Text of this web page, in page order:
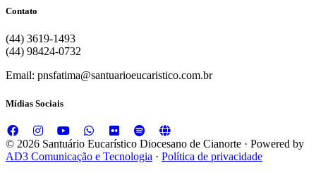
Contato
(44) 3619-1493
(44) 98424-0732
Email: pnsfatima@santuarioeucaristico.com.br
Mídias Sociais
© 2026 Santuário Eucarístico Diocesano de Cianorte · Powered by
AD3 Comunicação e Tecnologia · Política de privacidade